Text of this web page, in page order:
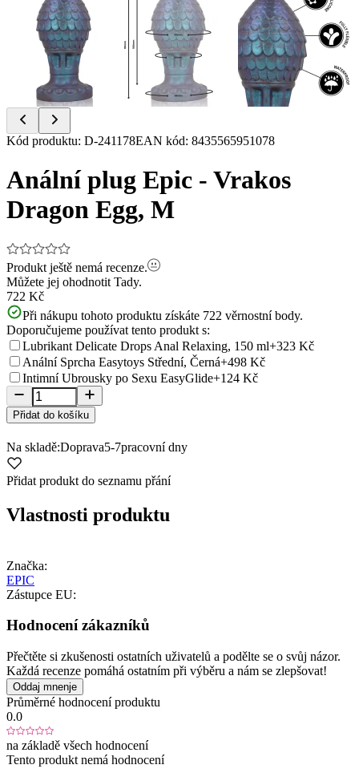
Item
of
8
Kód produktu: D-241178EAN kód: 8435565951078
Anální plug Epic - Vrakos
Dragon Egg, M
Produkt ještě nemá recenze.
Můžete jej ohodnotit Tady.
722 Kč
Při nákupu tohoto produktu získáte 722 věrnostní body.
Doporučujeme používat tento produkt s:
Lubrikant Delicate Drops Anal Relaxing, 150 ml+323 Kč
Anální Sprcha Easytoys Střední, Černá+498 Kč
Intimní Ubrousky po Sexu EasyGlide+124 Kč
Přidat do košíku
Na skladě:Doprava5-7pracovní dny
Přidat produkt do seznamu přání
Vlastnosti produktu
Značka:
EPIC
Zástupce EU:
Hodnocení zákazníků
Přečtěte si zkušenosti ostatních uživatelů a podělte se o svůj názor.
Každá recenze pomáhá ostatním při výběru a nám se zlepšovat!
Oddaj mnenje
Průměrné hodnocení produktu
0.0
na základě všech hodnocení
Tento produkt nemá hodnocení